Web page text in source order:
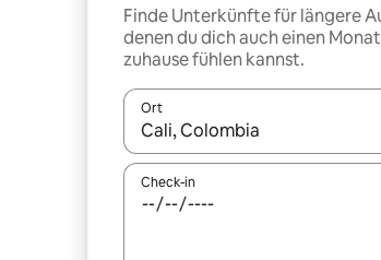
Finde Unterkünfte für längere
denen du dich auch einen
zuhause fühlen kannst.
Ort
Wenn Ergebnisse verfügbar sind,
Check-in